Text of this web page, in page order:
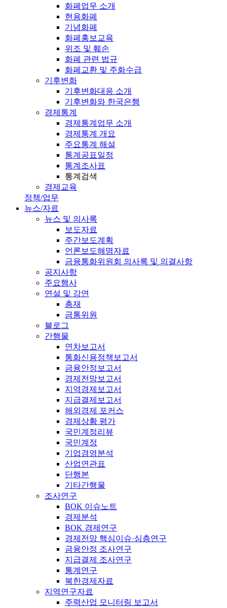
화폐업무 소개
현용화폐
기념화폐
화폐홍보교육
위조 및 훼손
화폐 관련 법규
화폐교환 및 주화수급
기후변화
기후변화대응 소개
기후변화와 한국은행
경제통계
경제통계업무 소개
경제통계 개요
주요통계 해설
통계공표일정
통계조사표
통계검색
경제교육
정책/업무
뉴스/자료
뉴스 및 의사록
보도자료
주간보도계획
언론보도해명자료
금융통화위원회 의사록 및 의결사항
공지사항
주요행사
연설 및 강연
총재
금통위원
블로그
간행물
연차보고서
통화신용정책보고서
금융안정보고서
경제전망보고서
지역경제보고서
지급결제보고서
해외경제 포커스
경제상황 평가
국민계정리뷰
국민계정
기업경영분석
산업연관표
단행본
기타간행물
조사연구
BOK 이슈노트
경제분석
BOK 경제연구
경제전망 핵심이슈·심층연구
금융안정 조사연구
지급결제 조사연구
통계연구
북한경제자료
지역연구자료
주력산업 모니터링 보고서